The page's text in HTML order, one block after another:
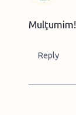
Mulţumim!
Reply